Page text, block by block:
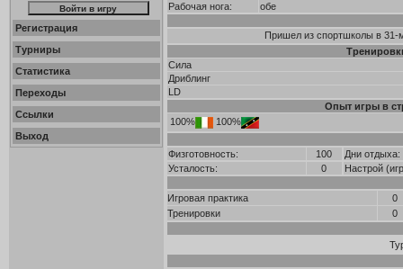
Регистрация
Турниры
Статистика
Переходы
Ссылки
Выход
Рабочая нога:
обе
Пришел из спортшколы в 31-
Сила
Дриблинг
LD
Опыт игры в
100%
100%
Физготовность: 100
Дни отдыха:
Усталость:
0 Настрой
Игровая практика
0
Тренировки
0